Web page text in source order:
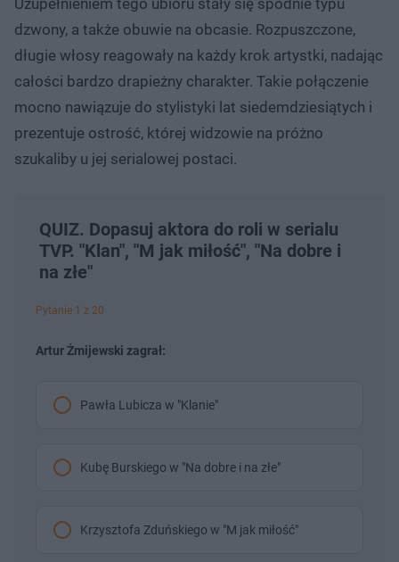
dzwony, a także obuwie na obcasie. Rozpuszczone,
długie włosy reagowały na każdy krok artystki, nadając
całości bardzo drapieżny charakter. Takie połączenie
mocno nawiązuje do stylistyki lat siedemdziesiątych i
prezentuje ostrość, której widzowie na próżno
szukaliby u jej serialowej postaci.
QUIZ. Dopasuj aktora do roli w serialu
TVP. "Klan", "M jak miłość", "Na dobre i
na złe"
Pytanie 1 z 20
Artur Żmijewski zagrał:
Pawła Lubicza w "Klanie"
Kubę Burskiego w "Na dobre i na złe"
Krzysztofa Zduńskiego w "M jak miłość"